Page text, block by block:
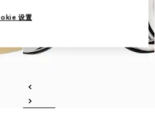
设置